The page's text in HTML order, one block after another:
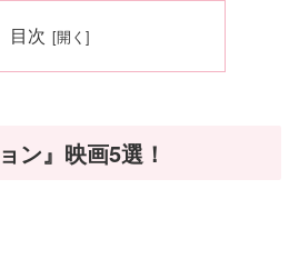
目次
ン』映画5選！